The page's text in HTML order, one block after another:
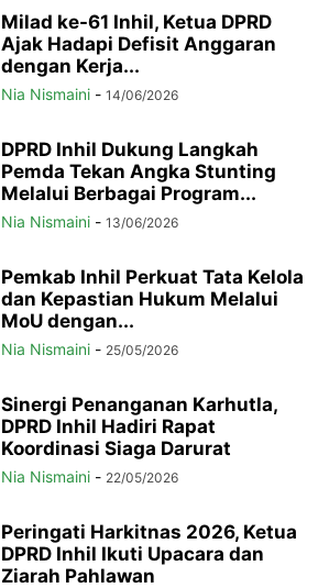
Milad ke-61 Inhil, Ketua DPRD
Ajak Hadapi Defisit Anggaran
dengan Kerja...
Nia Nismaini - 14/06/2026
DPRD Inhil Dukung Langkah
Pemda Tekan Angka Stunting
Melalui Berbagai Program...
Nia Nismaini - 13/06/2026
Pemkab Inhil Perkuat Tata Kelola
dan Kepastian Hukum Melalui
MoU dengan...
Nia Nismaini - 25/05/2026
Sinergi Penanganan Karhutla,
DPRD Inhil Hadiri Rapat
Koordinasi Siaga Darurat
Nia Nismaini - 22/05/2026
Peringati Harkitnas 2026, Ketua
DPRD Inhil Ikuti Upacara dan
Ziarah Pahlawan